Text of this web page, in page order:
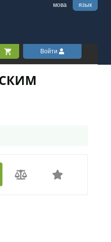
мова язык
Войти